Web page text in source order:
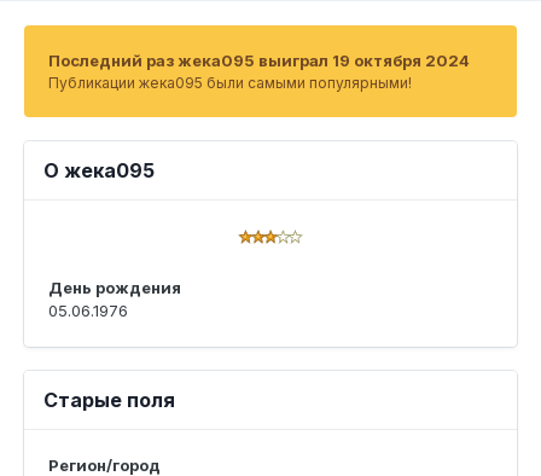
Последний раз жека095 выиграл 19 октября 2024
Публикации жека095 были самыми популярными!
О жека095
День рождения
05.06.1976
Старые поля
Регион/город